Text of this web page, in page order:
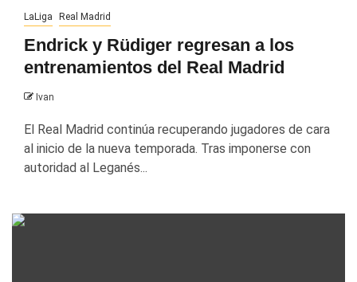
LaLiga Real Madrid
Endrick y Rüdiger regresan a los
entrenamientos del Real Madrid
Ivan
El Real Madrid continúa recuperando jugadores de cara
al inicio de la nueva temporada. Tras imponerse con
autoridad al Leganés...